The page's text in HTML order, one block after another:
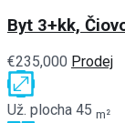
Byt 3+kk,
€235,000 Prodej
Už. plocha 45 m²